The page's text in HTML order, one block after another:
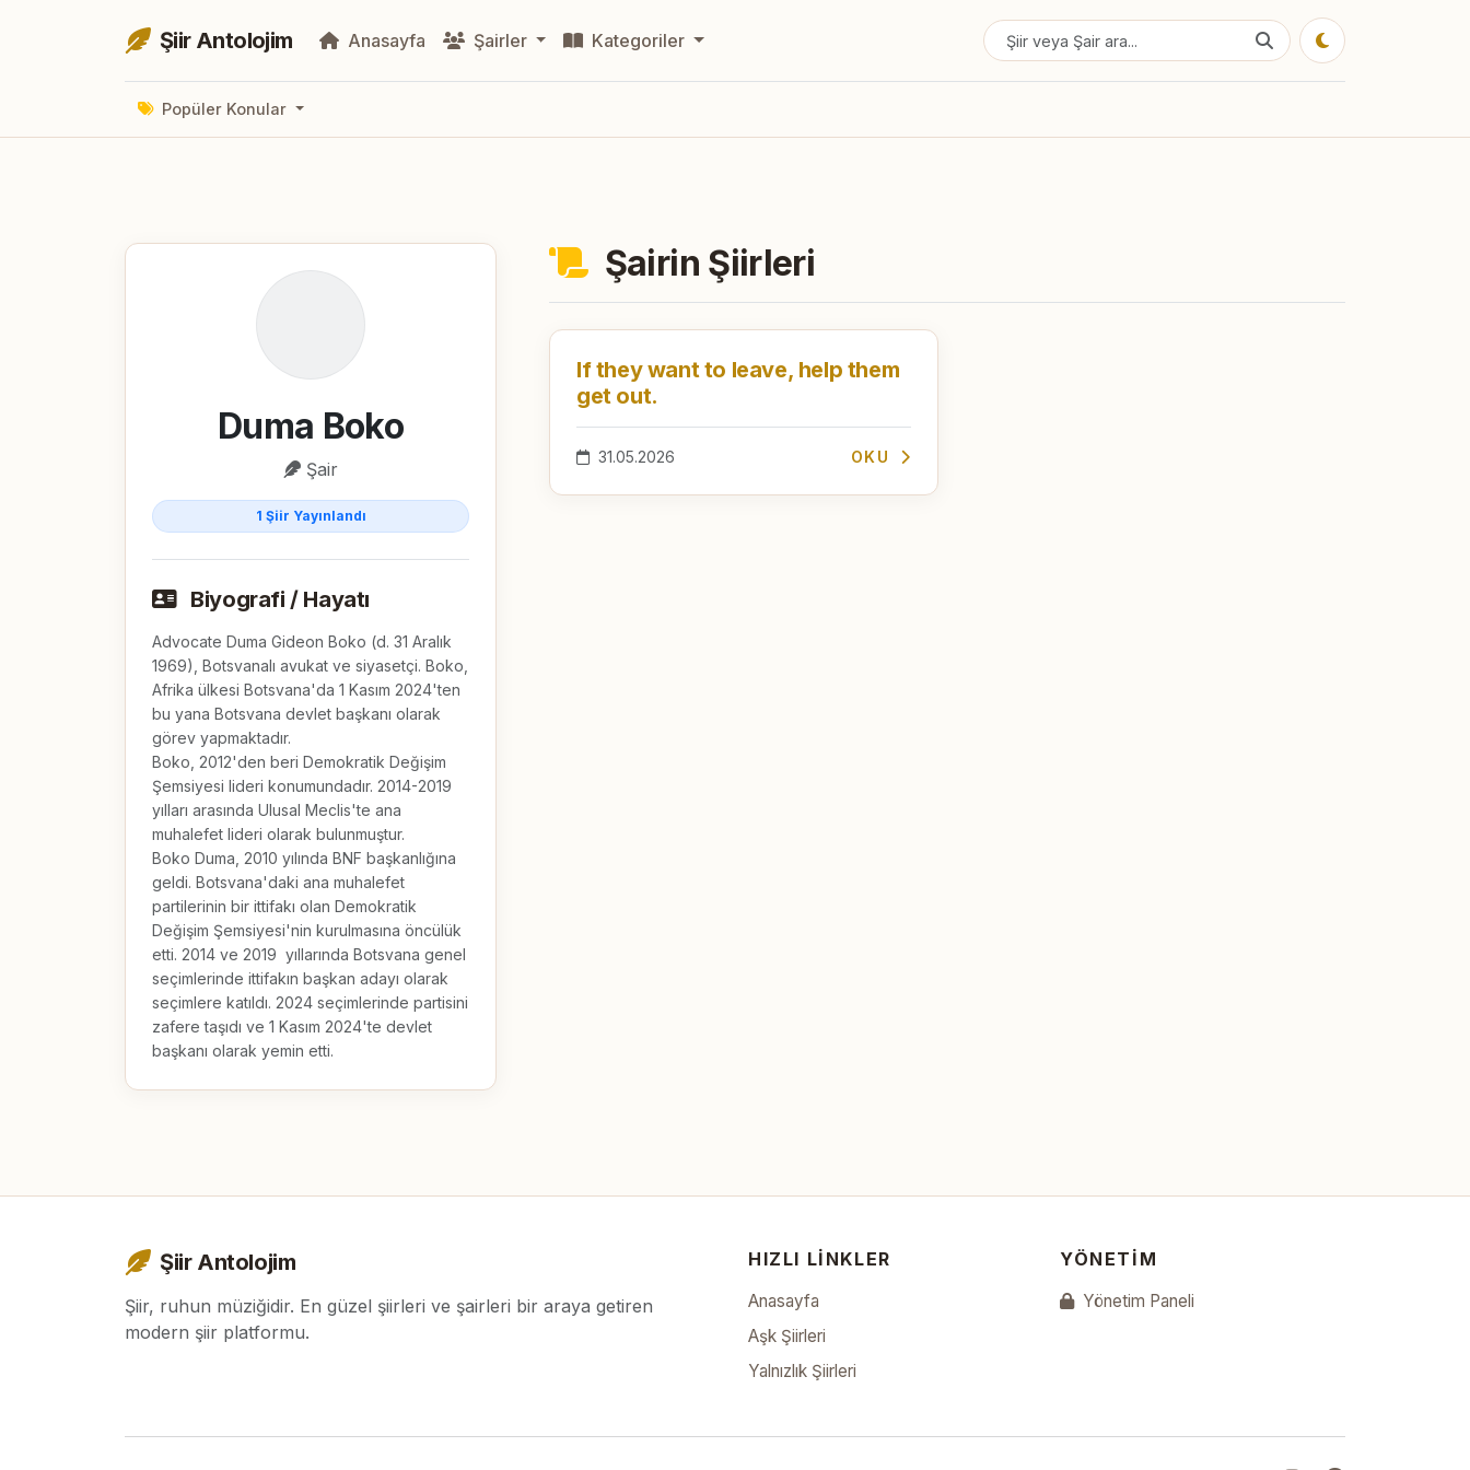
Şiir Antolojim Anasayfa Şairler Kategoriler
Popüler Konular
Duma Boko
Şair
1 Şiir Yayınlandı
Biyografi / Hayatı
Advocate Duma Gideon Boko (d. 31 Aralık
1969), Botsvanalı avukat ve siyasetçi. Boko,
Afrika ülkesi Botsvana'da 1 Kasım 2024'ten
bu yana Botsvana devlet başkanı olarak
görev yapmaktadır.
Boko, 2012'den beri Demokratik Değişim
Şemsiyesi lideri konumundadır. 2014-2019
yılları arasında Ulusal Meclis'te ana
muhalefet lideri olarak bulunmuştur.
Boko Duma, 2010 yılında BNF başkanlığına
geldi. Botsvana'daki ana muhalefet
partilerinin bir ittifakı olan Demokratik
Değişim Şemsiyesi'nin kurulmasına öncülük
etti. 2014 ve 2019  yıllarında Botsvana genel
seçimlerinde ittifakın başkan adayı olarak
seçimlere katıldı. 2024 seçimlerinde partisini
zafere taşıdı ve 1 Kasım 2024'te devlet
başkanı olarak yemin etti.
Şairin Şiirleri
If they want to leave, help them
get out.
31.05.2026 OKU
Şiir Antolojim
Şiir, ruhun müziğidir. En güzel şiirleri ve şairleri bir araya getiren
modern şiir platformu.
HIZLI LINKLER
Anasayfa
Aşk Şiirleri
Yalnızlık Şiirleri
YÖNETIM
Yönetim Paneli